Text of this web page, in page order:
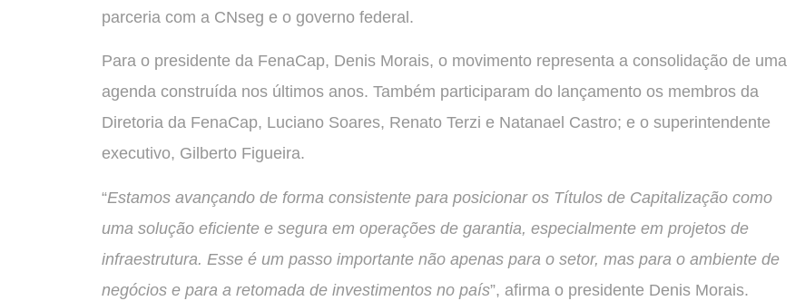
parceria com a CNseg e o governo federal.
Para o presidente da FenaCap, Denis Morais, o movimento representa a consolidação de uma
agenda construída nos últimos anos. Também participaram do lançamento os membros da
Diretoria da FenaCap, Luciano Soares, Renato Terzi e Natanael Castro; e o superintendente
executivo, Gilberto Figueira.
“Estamos avançando de forma consistente para posicionar os Títulos de Capitalização como
uma solução eficiente e segura em operações de garantia, especialmente em projetos de
infraestrutura. Esse é um passo importante não apenas para o setor, mas para o ambiente de
negócios e para a retomada de investimentos no país”, afirma o presidente Denis Morais.